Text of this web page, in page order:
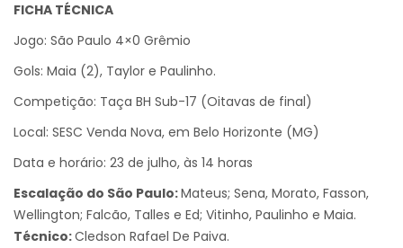
FICHA TÉCNICA
Jogo: São Paulo 4×0 Grêmio
Gols: Maia (2), Taylor e Paulinho.
Competição: Taça BH Sub-17 (Oitavas de final)
Local: SESC Venda Nova, em Belo Horizonte (MG)
Data e horário: 23 de julho, às 14 horas
Escalação do São Paulo:Mateus; Sena, Morato, Fasson,
Wellington; Falcão, Talles e Ed; Vitinho, Paulinho e Maia.
Técnico:Cledson Rafael De Paiva.